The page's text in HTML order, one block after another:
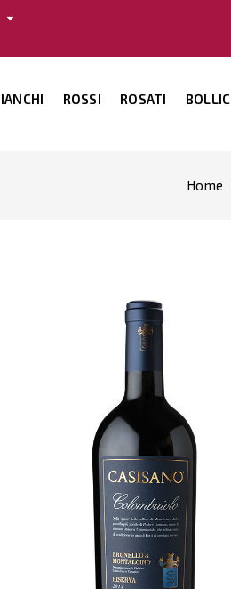
arrow_drop_down
ROSSI ROSATI
Home